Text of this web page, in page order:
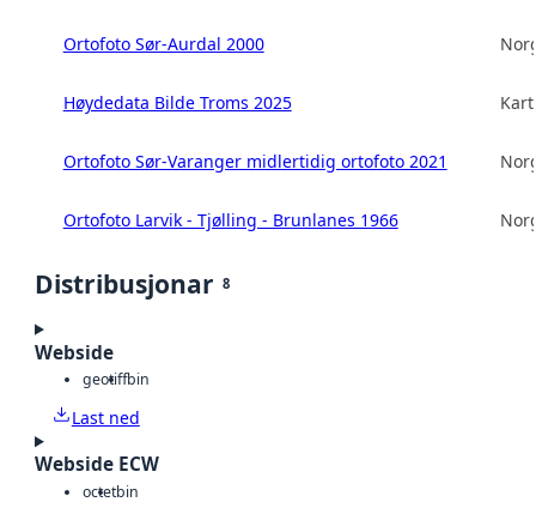
Ortofoto Sør-Aurdal 2000
Høydedata Bilde Troms 2025
Ortofoto Sør-Varanger midlertidig ortofoto 2021
Ortofoto Larvik - Tjølling - Brunlanes 1966
Distribusjonar 8
Webside
geotiffbin
Last ned
Webside ECW
octetbin